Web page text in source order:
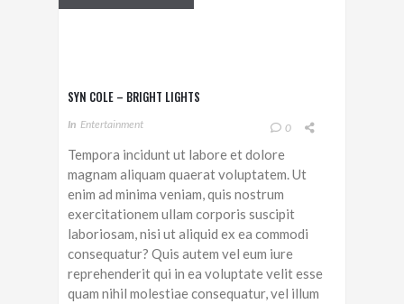
SYN COLE – BRIGHT LIGHTS
In Entertainment 0
Tempora incidunt ut labore et dolore
magnam aliquam quaerat voluptatem. Ut
enim ad minima veniam, quis nostrum
exercitationem ullam corporis suscipit
laboriosam, nisi ut aliquid ex ea commodi
consequatur? Quis autem vel eum iure
reprehenderit qui in ea voluptate velit esse
quam nihil molestiae consequatur, vel illum